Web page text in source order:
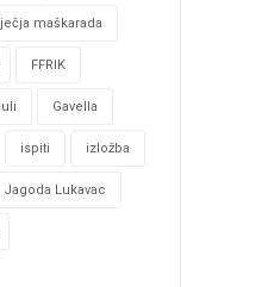
maškarada
FFRIK
Gavella
ispiti izložba
Jagoda Lukavac